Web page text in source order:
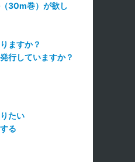
30m巻）が欲し
ますか？
行していますか？
たい
る